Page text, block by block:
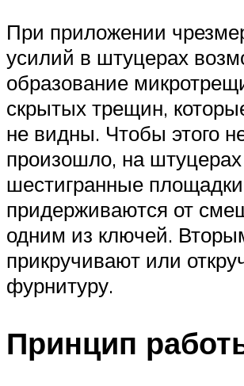
При приложении
усилий в штуцерах
образование
скрытых трещин,
не видны. Чтобы этого
произошло, на
шестигранные
придерживаются от
одним из ключей.
прикручивают или
фурнитуру.
Принцип